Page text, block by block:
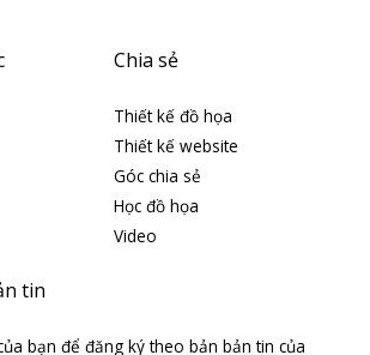
Chia sẻ
Thiết kế đồ họa
Thiết kế website
Góc chia sẻ
Học đồ họa
Video
tin
bạn để đăng ký theo bản bản tin của